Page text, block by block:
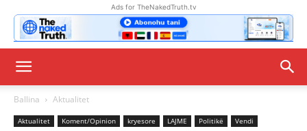
Ads for TheNakedTruth.tv
Ballina Aktualitet
Aktualitet Koment/Opinion kryesore LAJME Politikë Vendi